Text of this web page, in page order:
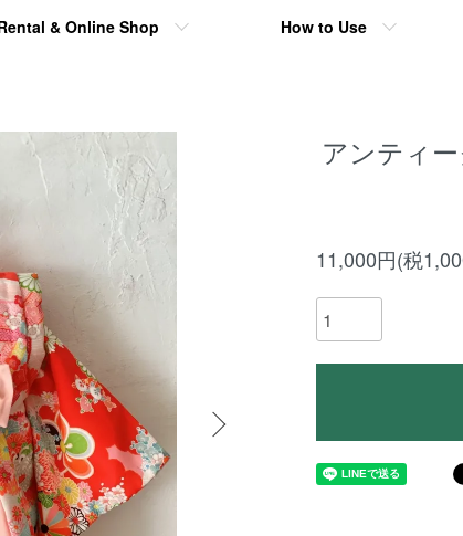
& Online Shop How to Use
アンティ
11,000円(税